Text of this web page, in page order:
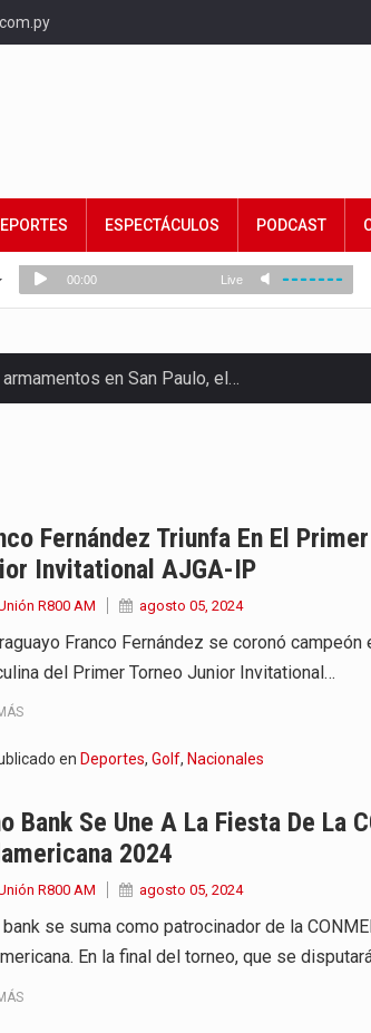
ESPECTÁCULOS PODCAST
en San Paulo, el…
(MEC) ha confirmado la…
años que reside en…
en el aeropuerto…
extrema tensión durante la madrugada…
recorrido que realizó este jueves…
el Ministerio de…
dejó el Senado y,…
Fernández Triunfa En El
Invitational AJGA-IP
R800 AM agosto 05, 2024
Franco Fernández se coronó campeón
del Primer Torneo Junior Invitational…
en Deportes, Golf, Nacionales
Bank Se Une A La Fiesta De La
2024
R800 AM agosto 05, 2024
se suma como patrocinador de la
En la final del torneo, que se